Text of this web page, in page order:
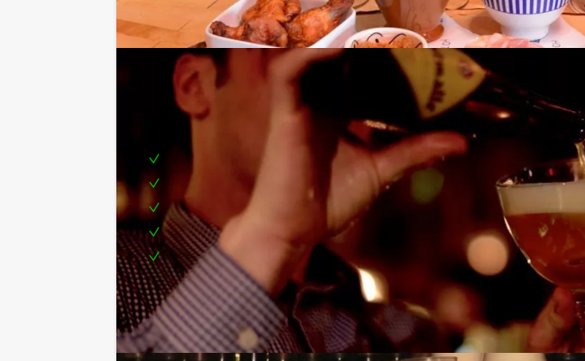
Inclusief:
Enthousiaste presentatie en uitleg
Proeverij van diverse bieren
Lekker bittergarnituurtje erbij
Gezellige locatie hartje Arnhem
Op elke dag en op elk tijdstip te boeken bij Arnhem Excursies!
Combineer deze proeverij met iets anders voor een compleet
Hebben jullie iets te vieren of willen jullie meer dan alleen een proeverij?
een lunch, diner of ander evenement. Bespreek jullie plannen met onze